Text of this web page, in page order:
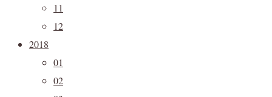
11
12
2018
01
02